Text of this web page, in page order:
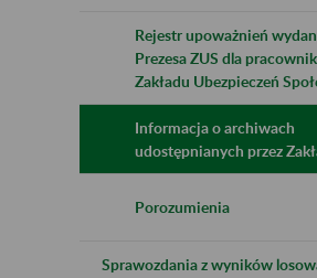
Rejestr upoważnień
Prezesa ZUS dla
Zakładu Ubezpieczeń
Informacja o archiwach
udostępnianych przez
Porozumienia
Sprawozdania z wyników